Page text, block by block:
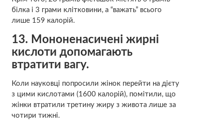
білка і 3 грами клітковини, а “важать” всього
лише 159 калорій.
13. Мононенасичені жирні
кислоти допомагають
втратити вагу.
Коли науковці попросили жінок перейти на дієту
з цими кислотами (1600 калорій), помітили, що
жінки втратили третину жиру з живота лише за
чотири тижні.